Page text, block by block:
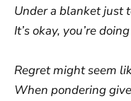
Under a blanket just
It’s okay, you’re
Regret might seem
When pondering